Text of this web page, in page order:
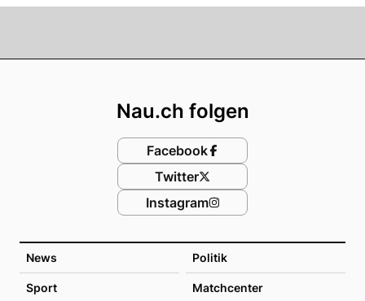
News Politik
Sport Matchcenter
Nau.ch folgen
Facebook
Twitter
Instagram